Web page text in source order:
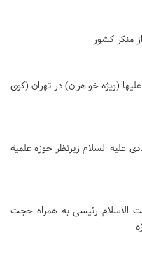
منکر کشور
(ویژه خواهران) در تهران (کوی
السلام زیرنظر حوزه علمیة
الاسلام رئیسی به همراه حجت